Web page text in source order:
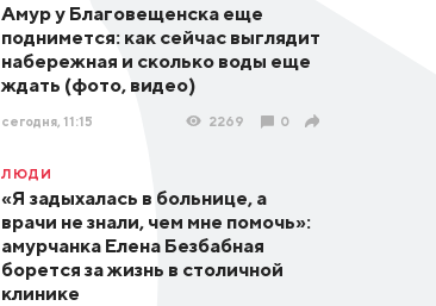
Амур у Благовещенска еще
поднимется: как сейчас выглядит
набережная и сколько воды еще
ждать (фото, видео)
сегодня, 11:15 2269 0
ЛЮДИ
«Я задыхалась в больнице, а
врачи не знали, чем мне помочь»:
амурчанка Елена Безбабная
борется за жизнь в столичной
клинике